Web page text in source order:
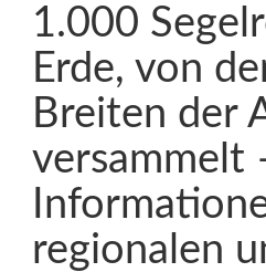
1.000
Erde, von
Breiten der
versammelt
regionalen